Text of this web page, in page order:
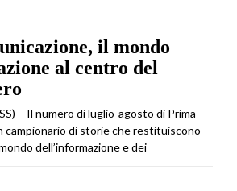
il mondo
al centro del
– Il numero di luglio-agosto di Prima
campionario di storie che restituiscono
dell’informazione e dei